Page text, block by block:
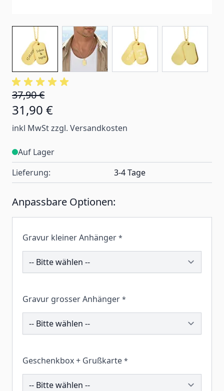
37,90 €
31,90 €
inkl MwSt zzgl. Versandkosten
Auf Lager
Lieferung:
3-4 Tage
Anpassbare Optionen:
Gravur kleiner Anhänger *
202506
Gravur grosser Anhänger *
202496
Geschenkbox + Grußkarte *
259870